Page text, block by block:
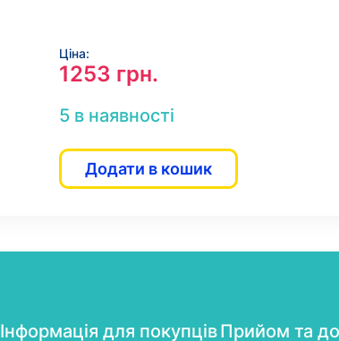
Ціна:
1253 грн.
5 в наявності
Додати в кошик
Інформація для покупцівПрийом та